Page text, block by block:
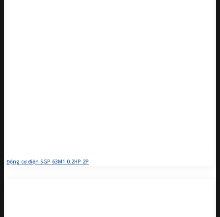
Động cơ điện SGP 63M1 0.2HP 2P